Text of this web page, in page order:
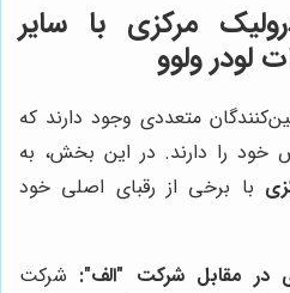
مرکزی با سایر
لودر ولوو
متعددی وجود دارند که
خود را دارند. در این بخش، به
با برخی از رقبای اصلی خود
در مقابل شرکت "الف": شرکت